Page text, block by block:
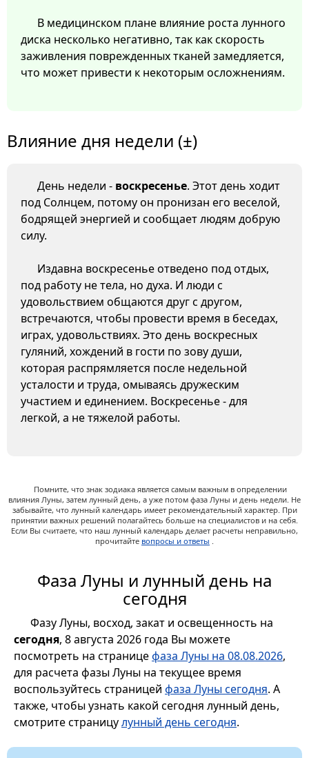
В медицинском плане влияние роста лунного
диска несколько негативно, так как скорость
заживления поврежденных тканей замедляется,
что может привести к некоторым осложнениям.
Влияние дня недели (±)
День недели - воскресенье. Этот день ходит
под Солнцем, потому он пронизан его веселой,
бодрящей энергией и сообщает людям добрую
силу.
Издавна воскресенье отведено под отдых,
под работу не тела, но духа. И люди с
удовольствием общаются друг с другом,
встречаются, чтобы провести время в беседах,
играх, удовольствиях. Это день воскресных
гуляний, хождений в гости по зову души,
которая распрямляется после недельной
усталости и труда, омываясь дружеским
участием и единением. Воскресенье - для
легкой, а не тяжелой работы.
Помните, что знак зодиака является самым важным в определении
влияния Луны, затем лунный день, а уже потом фаза Луны и день недели. Не
забывайте, что лунный календарь имеет рекомендательный характер. При
принятии важных решений полагайтесь больше на специалистов и на себя.
Если Вы считаете, что наш лунный календарь делает расчеты неправильно,
прочитайте вопросы и ответы .
Фаза Луны и лунный день на
сегодня
Фазу Луны, восход, закат и освещенность на
сегодня, 8 августа 2026 года Вы можете
посмотреть на страницефаза Луны на 08.08.2026,
для расчета фазы Луны на текущее время
воспользуйтесь страницей фаза Луны сегодня. А
также, чтобы узнать какой сегодня лунный день,
смотрите страницулунный день сегодня.